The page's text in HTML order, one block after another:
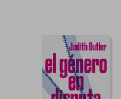
S/ 172,85
S/ 103,71
25%
dcto.